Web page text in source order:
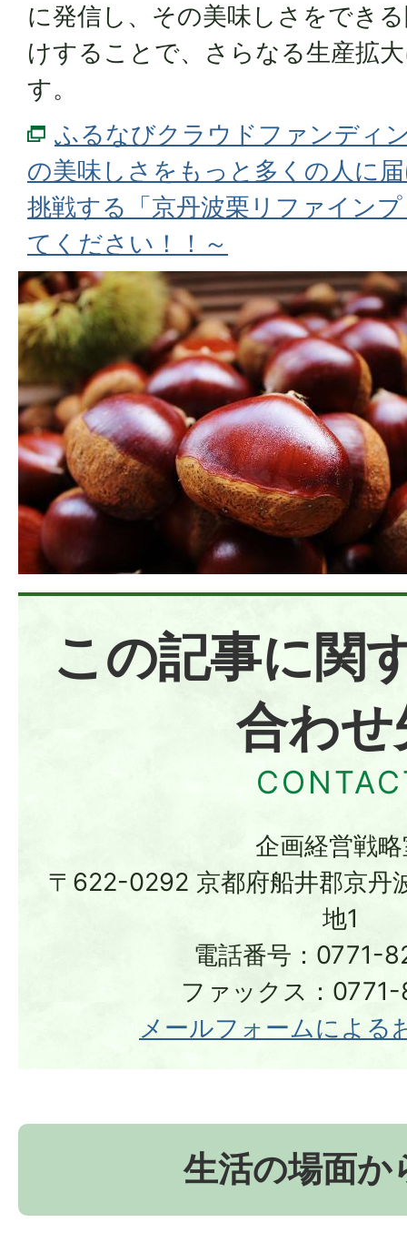
に発信し、その美味しさをでき
けすることで、さらなる生産拡
す。
ふるなびクラウドファンディ
の美味しさをもっと多くの人に
挑戦する「京丹波栗リファイン
てください！！～
この記事に関
合わせ
企画経営戦
〒622-0292 京都府船井郡京丹
地1
電話番号：0771-
ファックス：
メールフォームによる
生活の場面か